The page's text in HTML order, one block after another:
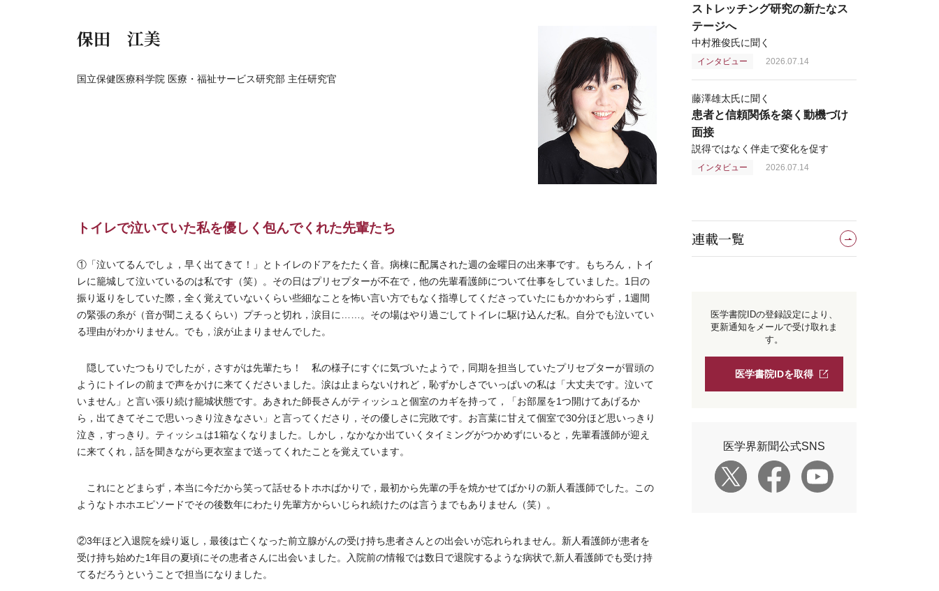
保田 江美
国立保健医療科学院 医療・福祉サービス研究部 主任研究官
トイレで泣いていた私を優しく包んでくれた先輩たち
①「泣いてるんでしょ，早く出てきて！」とトイレのドアをたたく音。病棟に配属された週の金曜日の出来事です。もちろん，トイ
レに籠城して泣いているのは私です（笑）。その日はプリセプターが不在で，他の先輩看護師について仕事をしていました。1日の
振り返りをしていた際，全く覚えていないくらい些細なことを怖い言い方でもなく指導してくださっていたにもかかわらず，1週間
の緊張の糸が（音が聞こえるくらい）プチっと切れ，涙目に……。その場はやり過ごしてトイレに駆け込んだ私。自分でも泣いてい
る理由がわかりません。でも，涙が止まりませんでした。
隠していたつもりでしたが，さすがは先輩たち！ 私の様子にすぐに気づいたようで，同期を担当していたプリセプターが冒頭の
ようにトイレの前まで声をかけに来てくださいました。涙は止まらないけれど，恥ずかしさでいっぱいの私は「大丈夫です。泣いて
いません」と言い張り続け籠城状態です。あきれた師長さんがティッシュと個室のカギを持って，「お部屋を1つ開けてあげるか
ら，出てきてそこで思いっきり泣きなさい」と言ってくださり，その優しさに完敗です。お言葉に甘えて個室で30分ほど思いっきり
泣き，すっきり。ティッシュは1箱なくなりました。しかし，なかなか出ていくタイミングがつかめずにいると，先輩看護師が迎え
に来てくれ，話を聞きながら更衣室まで送ってくれたことを覚えています。
これにとどまらず，本当に今だから笑って話せるトホホばかりで，最初から先輩の手を焼かせてばかりの新人看護師でした。この
ようなトホホエピソードでその後数年にわたり先輩方からいじられ続けたのは言うまでもありません（笑）。
②3年ほど入退院を繰り返し，最後は亡くなった前立腺がんの受け持ち患者さんとの出会いが忘れられません。新人看護師が患者を
受け持ち始めた1年目の夏頃にその患者さんに出会いました。入院前の情報では数日で退院するような病状で,新人看護師でも受け持
てるだろうということで担当になりました。
ストレッチング研究の新たなス
テージへ
中村雅俊氏に聞く
インタビュー 2026.07.14
藤澤雄太氏に聞く
患者と信頼関係を築く動機づけ
面接
説得ではなく伴走で変化を促す
インタビュー 2026.07.14
連載一覧
医学書院IDの登録設定により、
更新通知をメールで受け取れま
す。
医学書院IDを取得
医学界新聞公式SNS